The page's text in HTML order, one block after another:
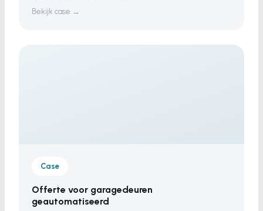
Bekijk case →
Case
Offerte voor garagedeuren
geautomatiseerd